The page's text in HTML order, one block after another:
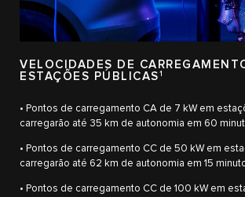
VELOCIDADES DE
ESTAÇÕES PÚBLICAS 1
• Pontos de carregamento CA de 7 kW em
carregarão até 35 km de autonomia em 60
• Pontos de carregamento CC de 50 kW em
carregarão até 62 km de autonomia em 15
• Pontos de carregamento CC de 100 kW em